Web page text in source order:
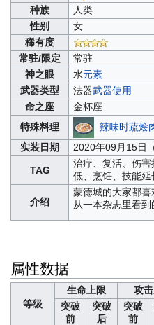
种族
人类
性别
女
稀有度
常驻/限定
常驻
神之眼
水元素
武器类型
法器武器使用
命之座
金杯座
特殊料理
辣味时蔬烩
实装日期
2020年09月15日
TAG
治疗、复活、伤
低、烹饪、技能
介绍
蒙德城的大家都
从一本杂志里看到
属性数据
等级
生命上限 攻
突破
前
突破
后
突破
前